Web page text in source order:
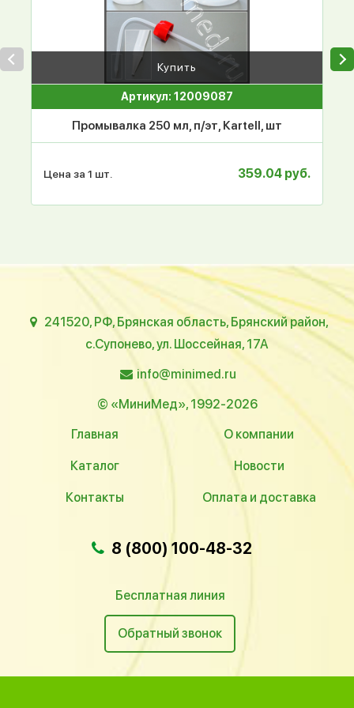
Купить
Артикул: 12009087
Промывалка 250 мл, п/эт, Кartell, шт
Цена за 1 шт. 359.04 руб.
241520, РФ, Брянская область, Брянский район,
с.Супонево, ул. Шоссейная, 17А
info@minimed.ru
© «МиниМед», 1992-2026
Главная
О компании
Каталог Новости
Контакты Оплата и доставка
8 (800) 100-48-32
Бесплатная линия
Обратный звонок